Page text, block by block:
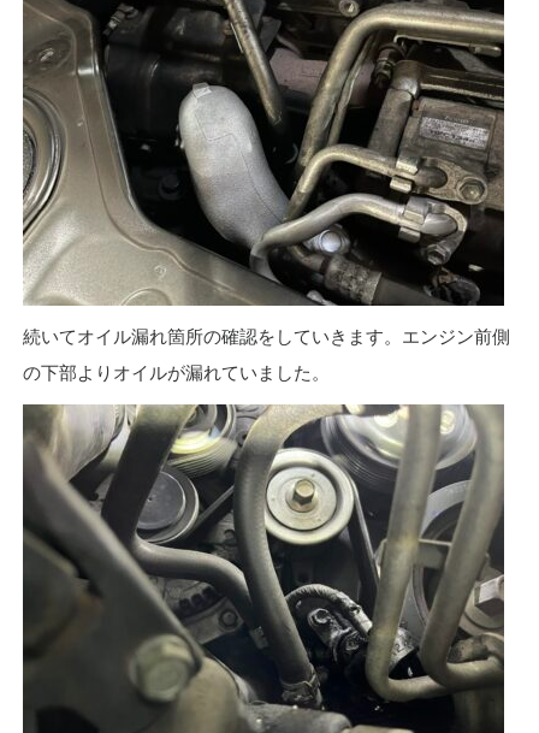
続いてオイル漏れ箇所の確認をしていきます。エンジン前側
の下部よりオイルが漏れていました。